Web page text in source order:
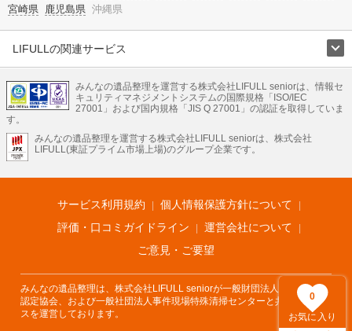
0
お気に入り
宮崎県 鹿児島県 沖縄県
LIFULLの関連サービス
不動産・住宅
引越し 老人ホーム 地方創生 ママの就労支援
不動産クラウドファンディング 遺品整理 老後の暮らし情報
LIFULL HOME'Sのサービス
不動産・住宅
不動産査定 マンション専門売却査定 不動産投資 アドバイザー
不動産アーカイブ
空き家バンク 家賃相場 不動産会社
まちむすび
不動産用語集 住まいのお役立ち情報
LIFULL HOME'S PRESS
アプリ 不動産データ 不動産転職
みんなの遺品整理を運営する株式会社LIFULL seniorは、情報セ
キュリティマネジメントシステムの国際規格「ISO/IEC
27001」および国内規格「JIS Q 27001」の認証を取得していま
す。
みんなの遺品整理を運営する株式会社LIFULL seniorは、株式会社
LIFULL(東証プライム市場上場)のグループ企業です。
サービス利用規約
個人情報保護方針について
評価・口コミガイドライン
運営会社について
ご意見・ご要望
みんなの遺品整理は、株式会社LIFULL seniorが一般財団法人遺品整理士
認定協会、および一般社団法人事件現場特殊清掃センターと共同でサービ
スを運営しております。